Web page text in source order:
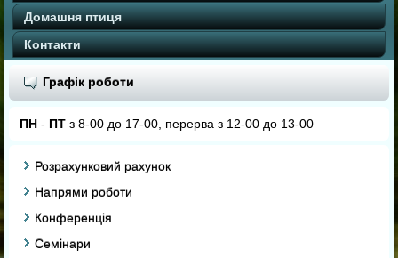
Домашня птиця
Контакти
Графік роботи
ПН - ПТ з 8-00 до 17-00, перерва з 12-00 до 13-00
Розрахунковий рахунок
Напрями роботи
Конференція
Семінари